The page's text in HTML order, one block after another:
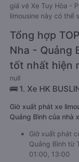
giá vé Xe Tuy Hòa -
limousine này có thể
Tổng hợp
Nha - Quảng
tốt nhất hiện
null
🚌 1. Xe HK
Giờ xuất phát xe
Quảng Bình của nhà
Giờ xuất phát
Quảng Bình từ
01:00, 13:00